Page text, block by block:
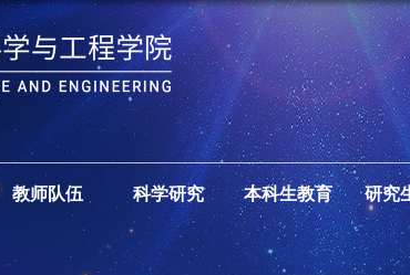
教师队伍 科学研究 本科生教育 研究